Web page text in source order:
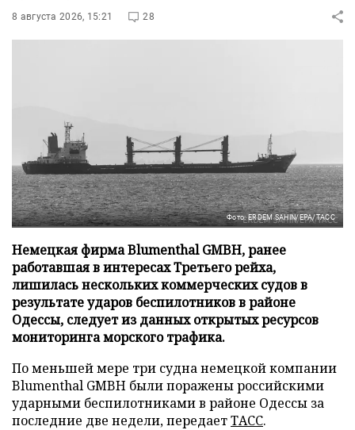
8 августа 2026, 15:21 28
Фото: ERDEM SAHIN/EPA/ТАСС
Немецкая фирма Blumenthal GMBH, ранее
работавшая в интересах Третьего рейха,
лишилась нескольких коммерческих судов в
результате ударов беспилотников в районе
Одессы, следует из данных открытых ресурсов
мониторинга морского трафика.
По меньшей мере три судна немецкой компании
Blumenthal GMBH были поражены российскими
ударными беспилотниками в районе Одессы за
последние две недели, передаетТАСС.